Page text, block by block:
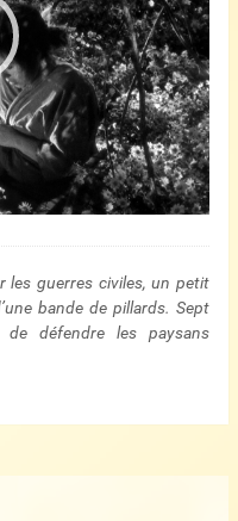
les guerres civiles, un petit
bande de pillards. Sept
de défendre les paysans